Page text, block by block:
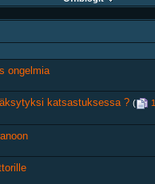
ongelmia
katsastuksessa ? ( 1